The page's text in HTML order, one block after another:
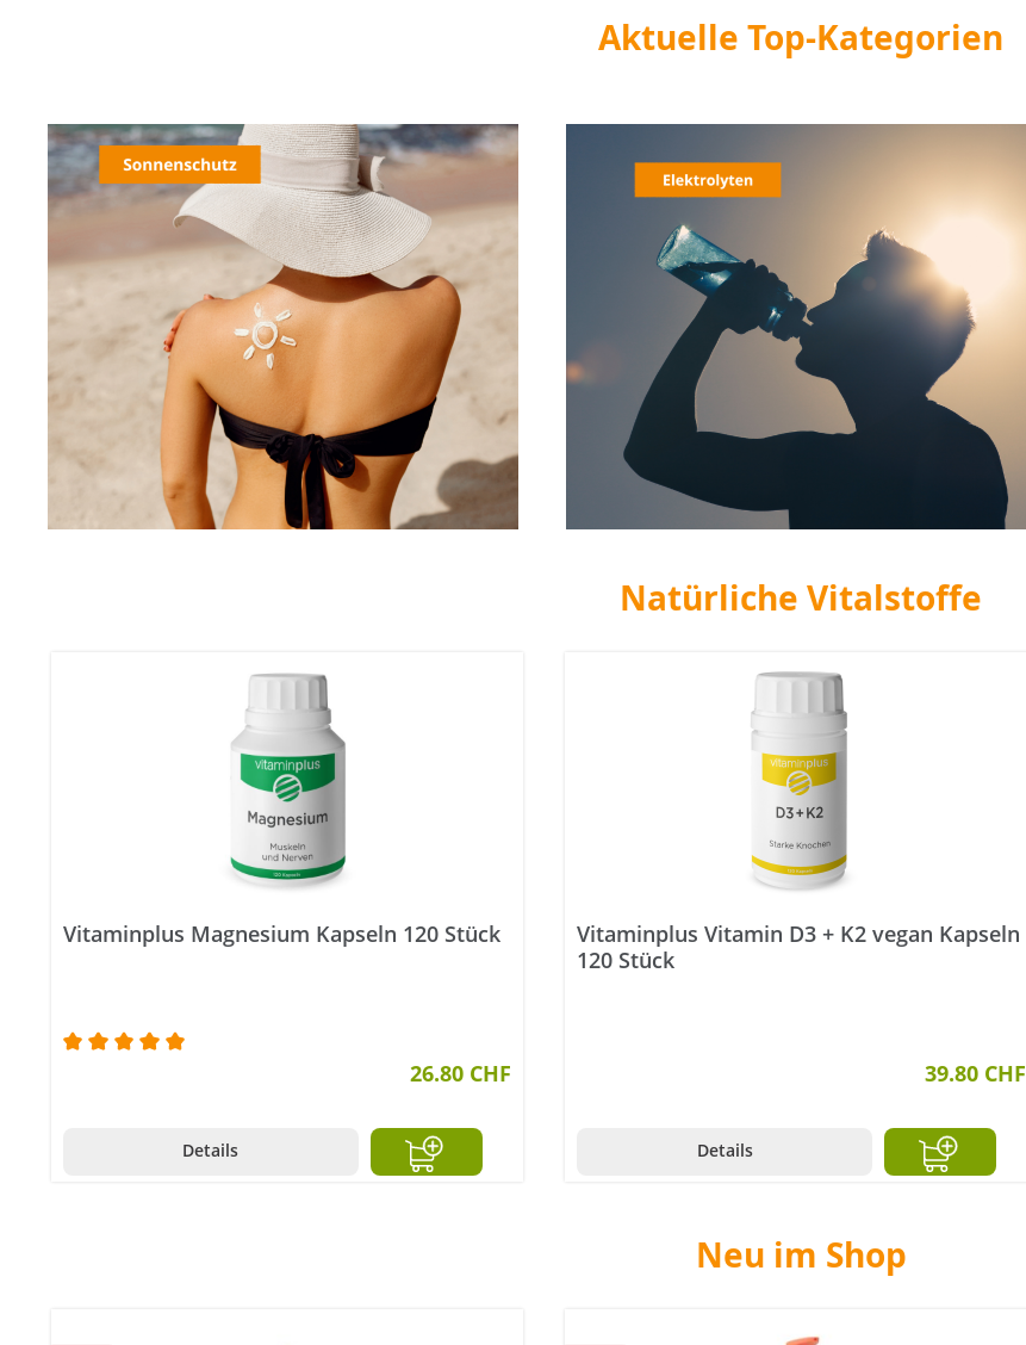
Aktuelle Top-Kategorien
Natürliche Vitalstoffe
Vitaminplus Magnesium Kapseln 120 Stück
Durchschnittliche Bewertung von 5 von 5 Sternen
26.80 CHF
Details
Vitaminplus Vitamin D3 + K2 vegan Kapseln
120 Stück
39.80 CHF
Details
Neu im Shop